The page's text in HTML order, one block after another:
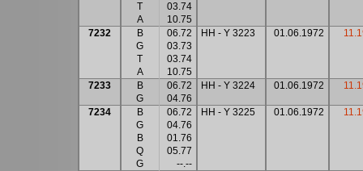
T
A
03.74
10.75
7232
B
G
T
A
06.72
03.73
03.74
10.75
HH - Y 3223 01.06.1972
7233
B
G
06.72
04.76
HH - Y 3224 01.06.1972
7234
B
G
B
Q
G
06.72
04.76
01.76
05.77
--.--
HH - Y 3225 01.06.1972